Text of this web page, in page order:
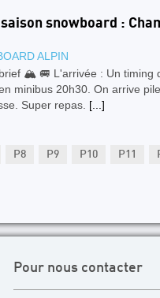
snowboard :
ALPIN
🏔️ 🚐 L'arrivée : Un timing
minibus 20h30. On arrive
Super repas. [...]
P8 P9 P10 P11
Pour nous contacter